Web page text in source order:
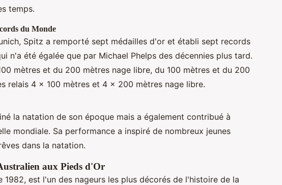
temps.
du Monde
Spitz a remporté sept médailles d'or et établi sept records
n'a été égalée que par Michael Phelps des décennies plus tard.
mètres et du 200 mètres nage libre, du 100 mètres et du 200
relais 4 × 100 mètres et 4 × 200 mètres nage libre.
la natation de son époque mais a également contribué à
mondiale. Sa performance a inspiré de nombreux jeunes
dans la natation.
aux Pieds d'Or
1982, est l'un des nageurs les plus décorés de l'histoire de la